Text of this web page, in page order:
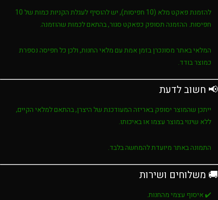
להזמנת פאקט מלא (10 חפיסות), יש להוסיף לעגלת הקניות כמות של
10
חפיסות. ההזמנה תסופק כפאקט סגור, בהתאם לכמות שהוזמנה.
המלאי באתר מסונכרן בזמן אמת עם מלאי החנות, ולכן כל חפיסה נספרת
כמוצר בודד.
📢 חשוב לדעת
ייתכן שהמוצר יסופק באריזה המעודכנת של היצרן, בהתאם למלאי הקיים,
ללא שינוי במוצר עצמו או באיכותו.
התמונה באתר מיועדת להמחשה בלבד.
🚚 משלוחים ושירות
✔️ איסוף עצמי מהחנות.